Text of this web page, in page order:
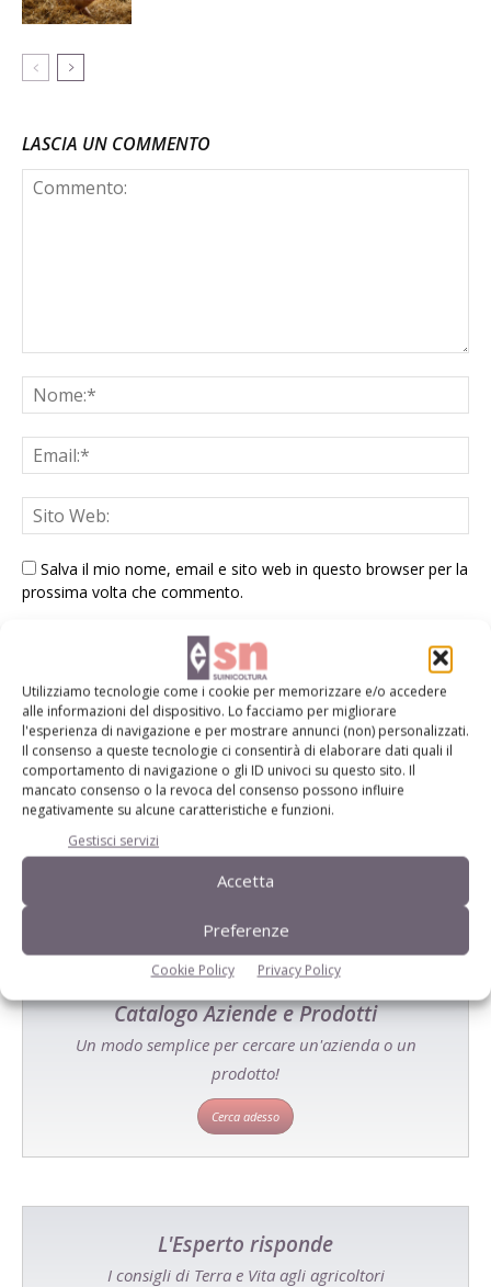
Utilizziamo tecnologie come i cookie per memorizzare e/o accedere
alle informazioni del dispositivo. Lo facciamo per migliorare
l'esperienza di navigazione e per mostrare annunci (non) personalizzati.
Il consenso a queste tecnologie ci consentirà di elaborare dati quali il
comportamento di navigazione o gli ID univoci su questo sito. Il
mancato consenso o la revoca del consenso possono influire
negativamente su alcune caratteristiche e funzioni.
Gestisci servizi
Accetta
Preferenze
Cookie Policy Privacy Policy
LASCIA UN COMMENTO
Salva il mio nome, email e sito web in questo browser per la
prossima volta che commento.
E-magazine
Tecniche, prodotti e servizi dalle aziende
Catalogo Aziende e Prodotti
Un modo semplice per cercare un'azienda o un
prodotto!
Cerca adesso
L'Esperto risponde
I consigli di Terra e Vita agli agricoltori